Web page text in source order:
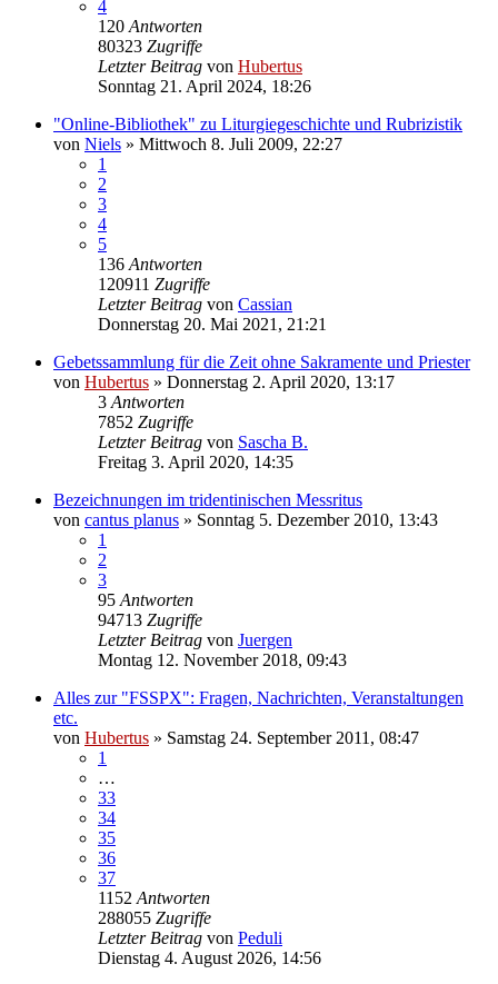
4
120 Antworten
80323 Zugriffe
Letzter Beitrag von Hubertus
Sonntag 21. April 2024, 18:26
"Online-Bibliothek" zu Liturgiegeschichte und Rubrizistik
von Niels » Mittwoch 8. Juli 2009, 22:27
1
2
3
4
5
136 Antworten
120911 Zugriffe
Letzter Beitrag von Cassian
Donnerstag 20. Mai 2021, 21:21
Gebetssammlung für die Zeit ohne Sakramente und Priester
von Hubertus » Donnerstag 2. April 2020, 13:17
3 Antworten
7852 Zugriffe
Letzter Beitrag von Sascha B.
Freitag 3. April 2020, 14:35
Bezeichnungen im tridentinischen Messritus
von cantus planus » Sonntag 5. Dezember 2010, 13:43
1
2
3
95 Antworten
94713 Zugriffe
Letzter Beitrag von Juergen
Montag 12. November 2018, 09:43
Alles zur "FSSPX": Fragen, Nachrichten, Veranstaltungen
etc.
von Hubertus » Samstag 24. September 2011, 08:47
1
…
33
34
35
36
37
1152 Antworten
288055 Zugriffe
Letzter Beitrag von Peduli
Dienstag 4. August 2026, 14:56